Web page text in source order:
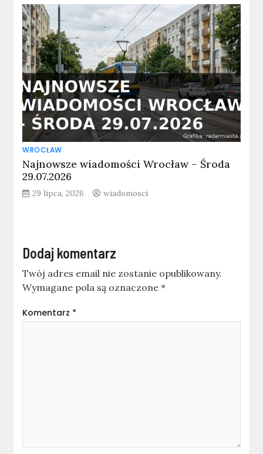
WROCŁAW
Najnowsze wiadomości Wrocław – Środa
29.07.2026
29 lipca, 2026 wiadomosci
Dodaj komentarz
Twój adres email nie zostanie opublikowany.
Wymagane pola są oznaczone*
Komentarz *